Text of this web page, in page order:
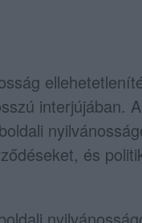
interjújában.
és